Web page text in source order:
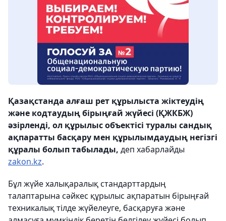
Қазақстанда алғаш рет құрылыста жіктеудің
және кодтаудың бірыңғай жүйесі (ҚЖКБЖ)
әзірленді, ол құрылыс объектісі туралы сандық
ақпаратты басқару мен құрылымдаудың негізгі
құралы болып табылады, деп хабарлайды
zakon.kz.
Бұл жүйе халықаралық стандарттардың
талаптарына сәйкес құрылыс ақпаратын бірыңғай
техникалық тілде жүйелеуге, басқаруға және